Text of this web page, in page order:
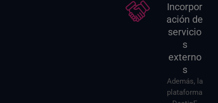
Incorpor
ación de
servicio
s
externo
s
Además, la
plataforma